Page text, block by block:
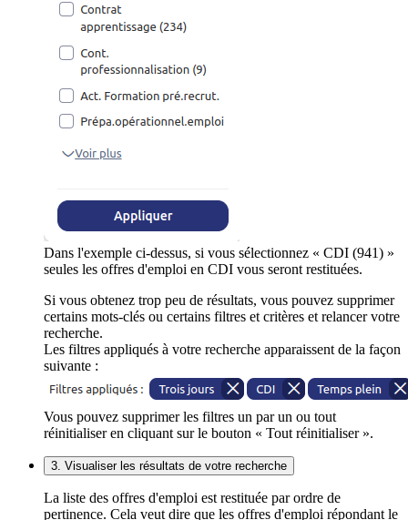
Dans l'exemple ci-dessus, si vous sélectionnez « CDI (941) »
seules les offres d'emploi en CDI vous seront restituées.
Si vous obtenez trop peu de résultats, vous pouvez supprimer
certains mots-clés ou certains filtres et critères et relancer votre
recherche.
Les filtres appliqués à votre recherche apparaissent de la façon
suivante :
Vous pouvez supprimer les filtres un par un ou tout
réinitialiser en cliquant sur le bouton « Tout réinitialiser ».
3. Visualiser les résultats de votre recherche
La liste des offres d'emploi est restituée par ordre de
pertinence. Cela veut dire que les offres d'emploi répondant le